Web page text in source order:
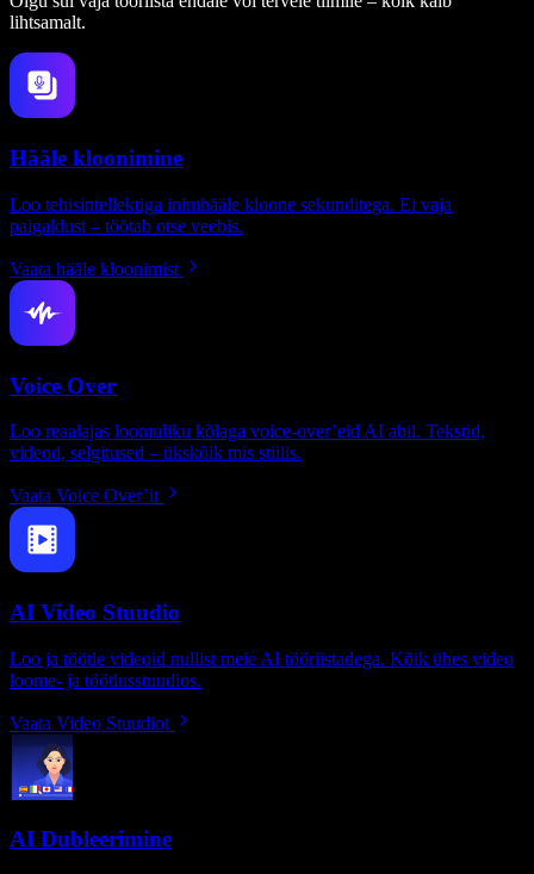
lihtsamalt.
Hääle kloonimine
Loo tehisintellektiga inimhääle kloone sekunditega. Ei vaja
paigaldust – töötab otse veebis.
Vaata hääle kloonimist
Voice Over
Loo reaalajas loomuliku kõlaga voice-over’eid AI abil. Tekstid,
videod, selgitused – ükskõik mis stiilis.
Vaata Voice Over’it
AI Video Stuudio
Loo ja töötle videoid nullist meie AI tööriistadega. Kõik ühes video
loome- ja töötlusstuudios.
Vaata Video Stuudiot
AI Dubleerimine